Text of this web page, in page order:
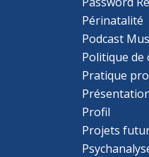
Périnatalité
Podcast
Politique de
Pratique
Profil
Projets